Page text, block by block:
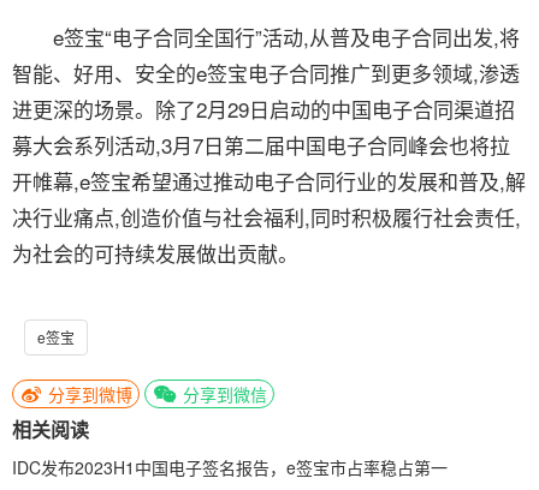
e签宝“电子合同全国行”活动,从普及电子合同出发,将
智能、好用、安全的e签宝电子合同推广到更多领域,渗透
进更深的场景。除了2月29日启动的中国电子合同渠道招
募大会系列活动,3月7日第二届中国电子合同峰会也将拉
开帷幕,e签宝希望通过推动电子合同行业的发展和普及,解
决行业痛点,创造价值与社会福利,同时积极履行社会责任,
为社会的可持续发展做出贡献。
e签宝
分享到微博 分享到微信
相关阅读
IDC发布2023H1中国电子签名报告，e签宝市占率稳占第一